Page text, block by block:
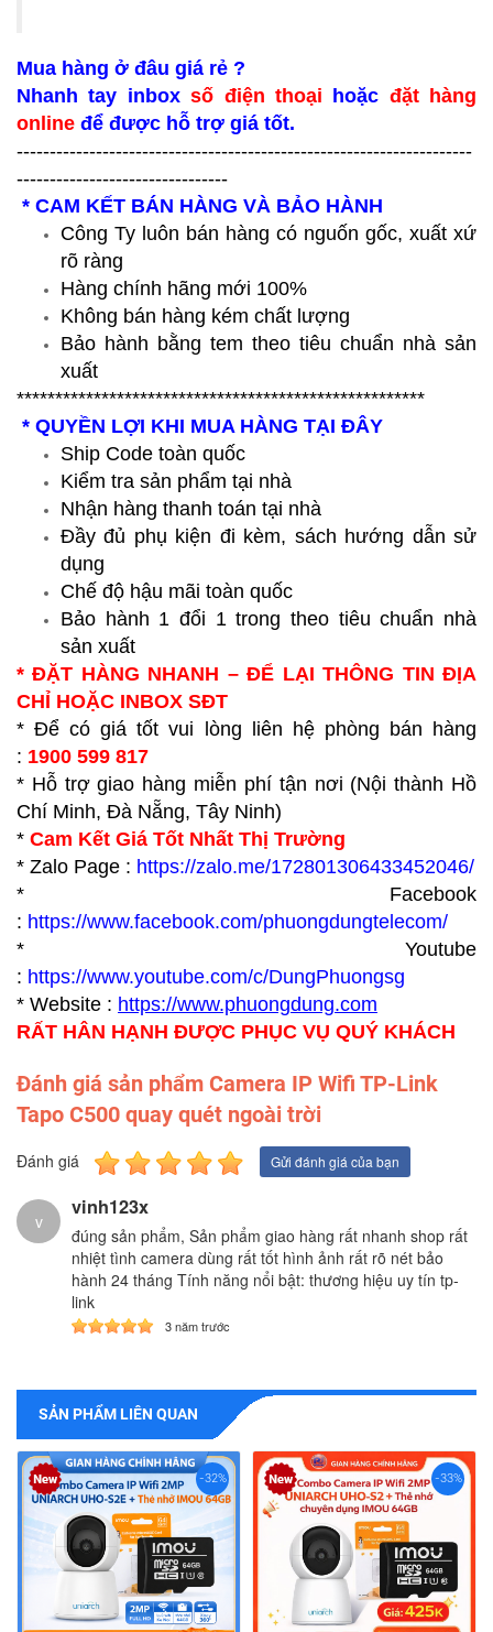
Mua hàng ở đâu giá rẻ ?
Nhanh tay inboxsố điện thoại hoặc đặt hàng
online để được hỗ trợ giá tốt.
---------------------------------------------------------------------
--------------------------------
* CAM KẾT BÁN HÀNG VÀ BẢO HÀNH
Công Ty luôn bán hàng có nguốn gốc, xuất xứ
rõ ràng
Hàng chính hãng mới 100%
Không bán hàng kém chất lượng
Bảo hành bằng tem theo tiêu chuẩn nhà sản
xuất
*****************************************************
* QUYỀN LỢI KHI MUA HÀNG TẠI ĐÂY
Ship Code toàn quốc
Kiểm tra sản phẩm tại nhà
Nhận hàng thanh toán tại nhà
Đầy đủ phụ kiện đi kèm, sách hướng dẫn sử
dụng
Chế độ hậu mãi toàn quốc
Bảo hành 1 đổi 1 trong theo tiêu chuẩn nhà
sản xuất
* ĐẶT HÀNG NHANH – ĐỂ LẠI THÔNG TIN ĐỊA
CHỈ HOẶC INBOX SĐT
* Để có giá tốt vui lòng liên hệ phòng bán hàng
: 1900 599 817
* Hỗ trợ giao hàng miễn phí tận nơi (Nội thành Hồ
Chí Minh, Đà Nẵng, Tây Ninh)
* Cam Kết Giá Tốt Nhất Thị Trường
* Zalo Page : https://zalo.me/172801306433452046/
* Facebook
: https://www.facebook.com/phuongdungtelecom/
* Youtube
: https://www.youtube.com/c/DungPhuongsg
* Website : https://www.phuongdung.com
RẤT HÂN HẠNH ĐƯỢC PHỤC VỤ QUÝ KHÁCH
Đánh giá sản phẩm Camera IP Wifi TP-Link
Tapo C500 quay quét ngoài trời
Đánh giá Gửi đánh giá của bạn
v
vinh123x
đúng sản phẩm, Sản phẩm giao hàng rất nhanh shop rất
nhiệt tình camera dùng rất tốt hình ảnh rất rõ nét bảo
hành 24 tháng Tính năng nổi bật: thương hiệu uy tín tp-
link
3 năm trước
SẢN PHẨM LIÊN QUAN
-32% -33%